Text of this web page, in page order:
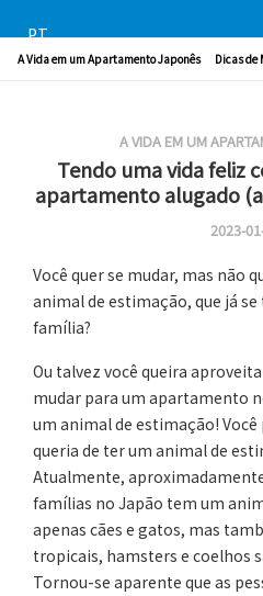
A Vida em um Apartamento Japonês Dicas de
PT
A VIDA EM UM
Tendo uma vida feliz
apartamento alugado
2023-
Você quer se mudar, mas não
animal de estimação, que já
família?
Ou talvez você queira
mudar para um apartamento
um animal de estimação! Você
queria de ter um animal de
Atualmente,
famílias no Japão tem um
apenas cães e gatos, mas
tropicais, hamsters e coelhos
Tornou-se aparente que as